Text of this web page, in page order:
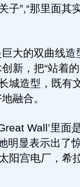
子”,“那里面其
大的双曲线造
新，把“站着
城造型，既有
融合。
Wall’里面
明显表示出了
阳宫电厂，希